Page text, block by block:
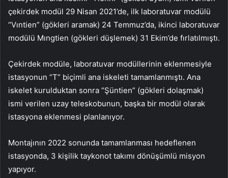
çekirdek modül 29 Nisan 2021’de, ilk laboratuvar modülü
“Vıntien” (gökleri aramak) 24 Temmuz’da, ikinci laboratuvar
modülü Mıngtien (gökleri düşlemek) 31 Ekim’de fırlatılmıştı.
Çekirdek modüle, laboratuvar modüllerinin eklenmesiyle
istasyonun “T” biçimli ana iskeleti tamamlanmıştı. Ana
iskelet kurulduktan sonra “Şüntien” (gökleri dolaşmak)
ismi verilen uzay teleskobunun, başka bir modül olarak
istasyona eklenmesi planlanıyor.
Montajının 2022 sonunda tamamlanması hedeflenen
istasyonda, 3 kişilik taykonot takımı dönüşümlü misyon
yapıyor.